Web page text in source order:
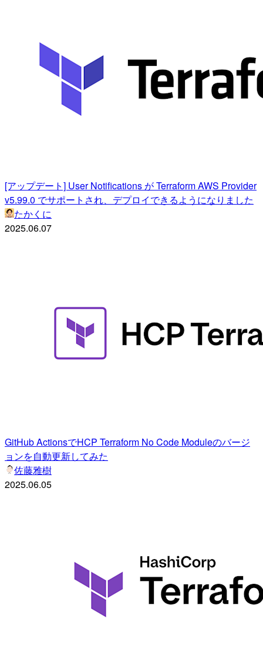
[アップデート] User Notifications が Terraform AWS Provider
v5.99.0 でサポートされ、デプロイできるようになりました
たかくに
2025.06.07
GitHub ActionsでHCP Terraform No Code Moduleのバージ
ョンを自動更新してみた
佐藤雅樹
2025.06.05